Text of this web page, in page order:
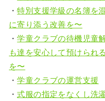
・特別支援学級の名簿を
に寄り添う改善を〜
・学童クラブの待機児童
も達を安心して預けられ
を〜
・学童クラブの運営支援
・式服の指定をなくし洗